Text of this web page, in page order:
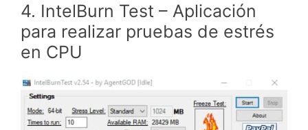
4. IntelBurn Test – Aplicación
para realizar pruebas de estrés
en CPU